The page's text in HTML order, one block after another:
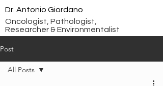
Dr. Antonio Giordano
Oncologist, Pathologist,
Researcher & Environmentalist
Post
All Posts